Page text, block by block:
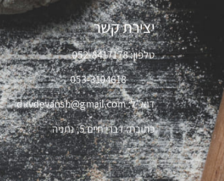
יצירת קשר
טלפון:052-8417178
053-3104618
דוא"ל:duvdevansh@gmail.com
כתובת:דברי חיים 5, נתניה